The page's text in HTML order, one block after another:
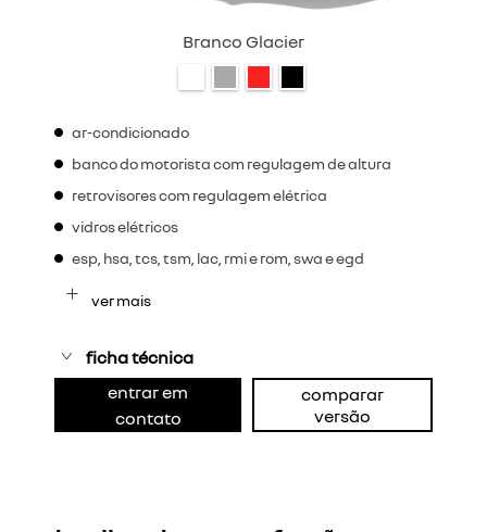
Branco Glacier
ar-condicionado
banco do motorista com regulagem de altura
retrovisores com regulagem elétrica
vidros elétricos
esp, hsa, tcs, tsm, lac, rmi e rom, swa e egd
ver mais
ficha técnica
entrar em
contato
comparar
versão